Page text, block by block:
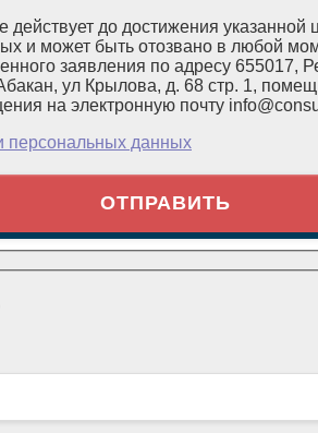
действует до достижения указанной
и может быть отозвано в любой
заявления по адресу 655017,
ул Крылова, д. 68 стр. 1,
на электронную почту
персональных данных